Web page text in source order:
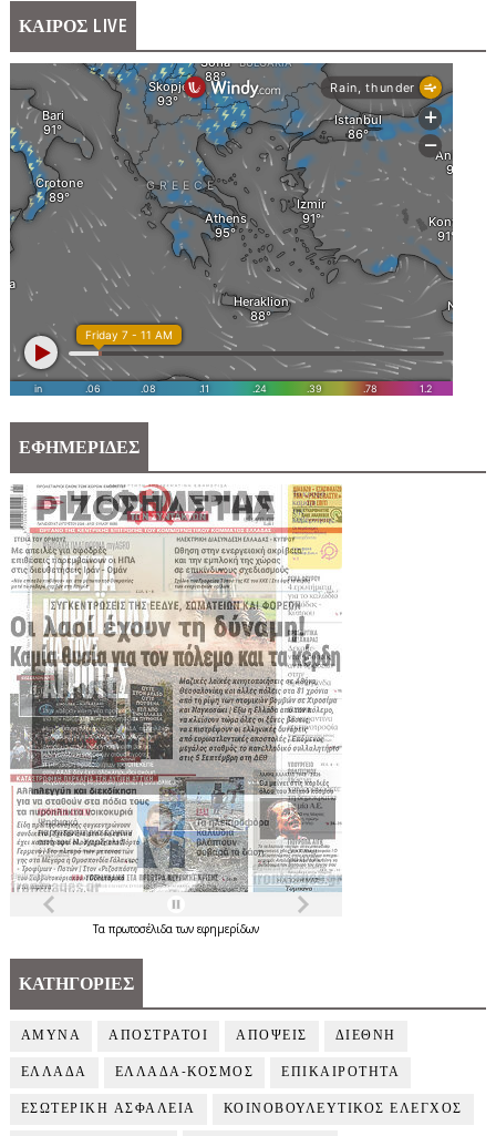
ΚΑΙΡΟΣ LIVE
ΕΦΗΜΕΡΙΔΕΣ
Τα πρωτοσέλιδατων εφημερίδων
ΚΑΤΗΓΟΡΙΕΣ
ΑΜΥΝΑ ΑΠΟΣΤΡΑΤΟΙ ΑΠΟΨΕΙΣ ΔΙΕΘΝΗ
ΕΛΛΑΔΑ ΕΛΛΑΔΑ-ΚΟΣΜΟΣ ΕΠΙΚΑΙΡΟΤΗΤΑ
ΕΣΩΤΕΡΙΚΗ ΑΣΦΑΛΕΙΑ ΚΟΙΝΟΒΟΥΛΕΥΤΙΚΟΣ ΕΛΕΓΧΟΣ